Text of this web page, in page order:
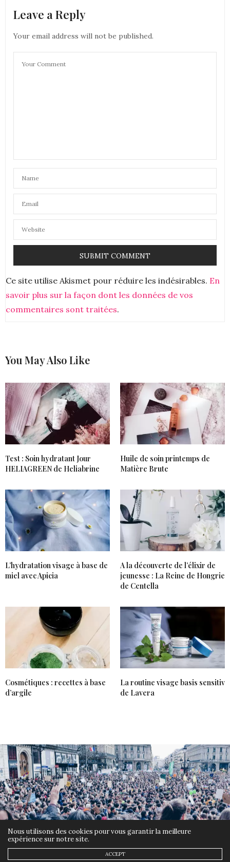
AURÉLIE - MOUNETTE
Le produit a l’air super. Les épices, ca m’interesse
vachement comme produits…Par contre, s’il est
riche ca va pas aller à ma peau grasse :/
Merci pour la découverte,
Aurélie
20 MARS 2019 À 13 H 04 MIN
UNE FILLE PAS PARISIENNE DIT :
22 MARS 2019 À 18 H 42 MIN
Intriguant ce soin ! Tu m’as donné envie de le
Leave a Reply
Your email address will not be published.
Ce site utilise Akismet pour réduire les indésirables. En
savoir plus sur la façon dont les données de vos
commentaires sont traitées.
You May Also Like
Test : Soin hydratant Jour
HELIAGREEN de Heliabrine
Huile de soin printemps de
Matière Brute
L’hydratation visage à base de
miel avec Apicia
A la découverte de l’élixir de
jeunesse : La Reine de Hongrie
de Centella
Cosmétiques : recettes à base
d’argile
La routine visage basis sensitiv
de Lavera
Nous utilisons des cookies pour vous garantir la meilleure
expérience sur notre site.
ACCEPT